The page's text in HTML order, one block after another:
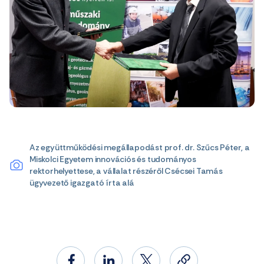
Az együttműködési megállapodást prof. dr. Szűcs Péter, a
Miskolci Egyetem innovációs és tudományos
rektorhelyettese, a vállalat részéről Csécsei Tamás
ügyvezető igazgató írta alá